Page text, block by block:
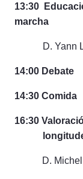
13:30
marcha
D. Yann
14:00 Debate
14:30 Comida
16:30
D.